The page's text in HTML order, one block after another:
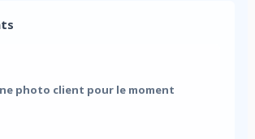
photo client pour le moment